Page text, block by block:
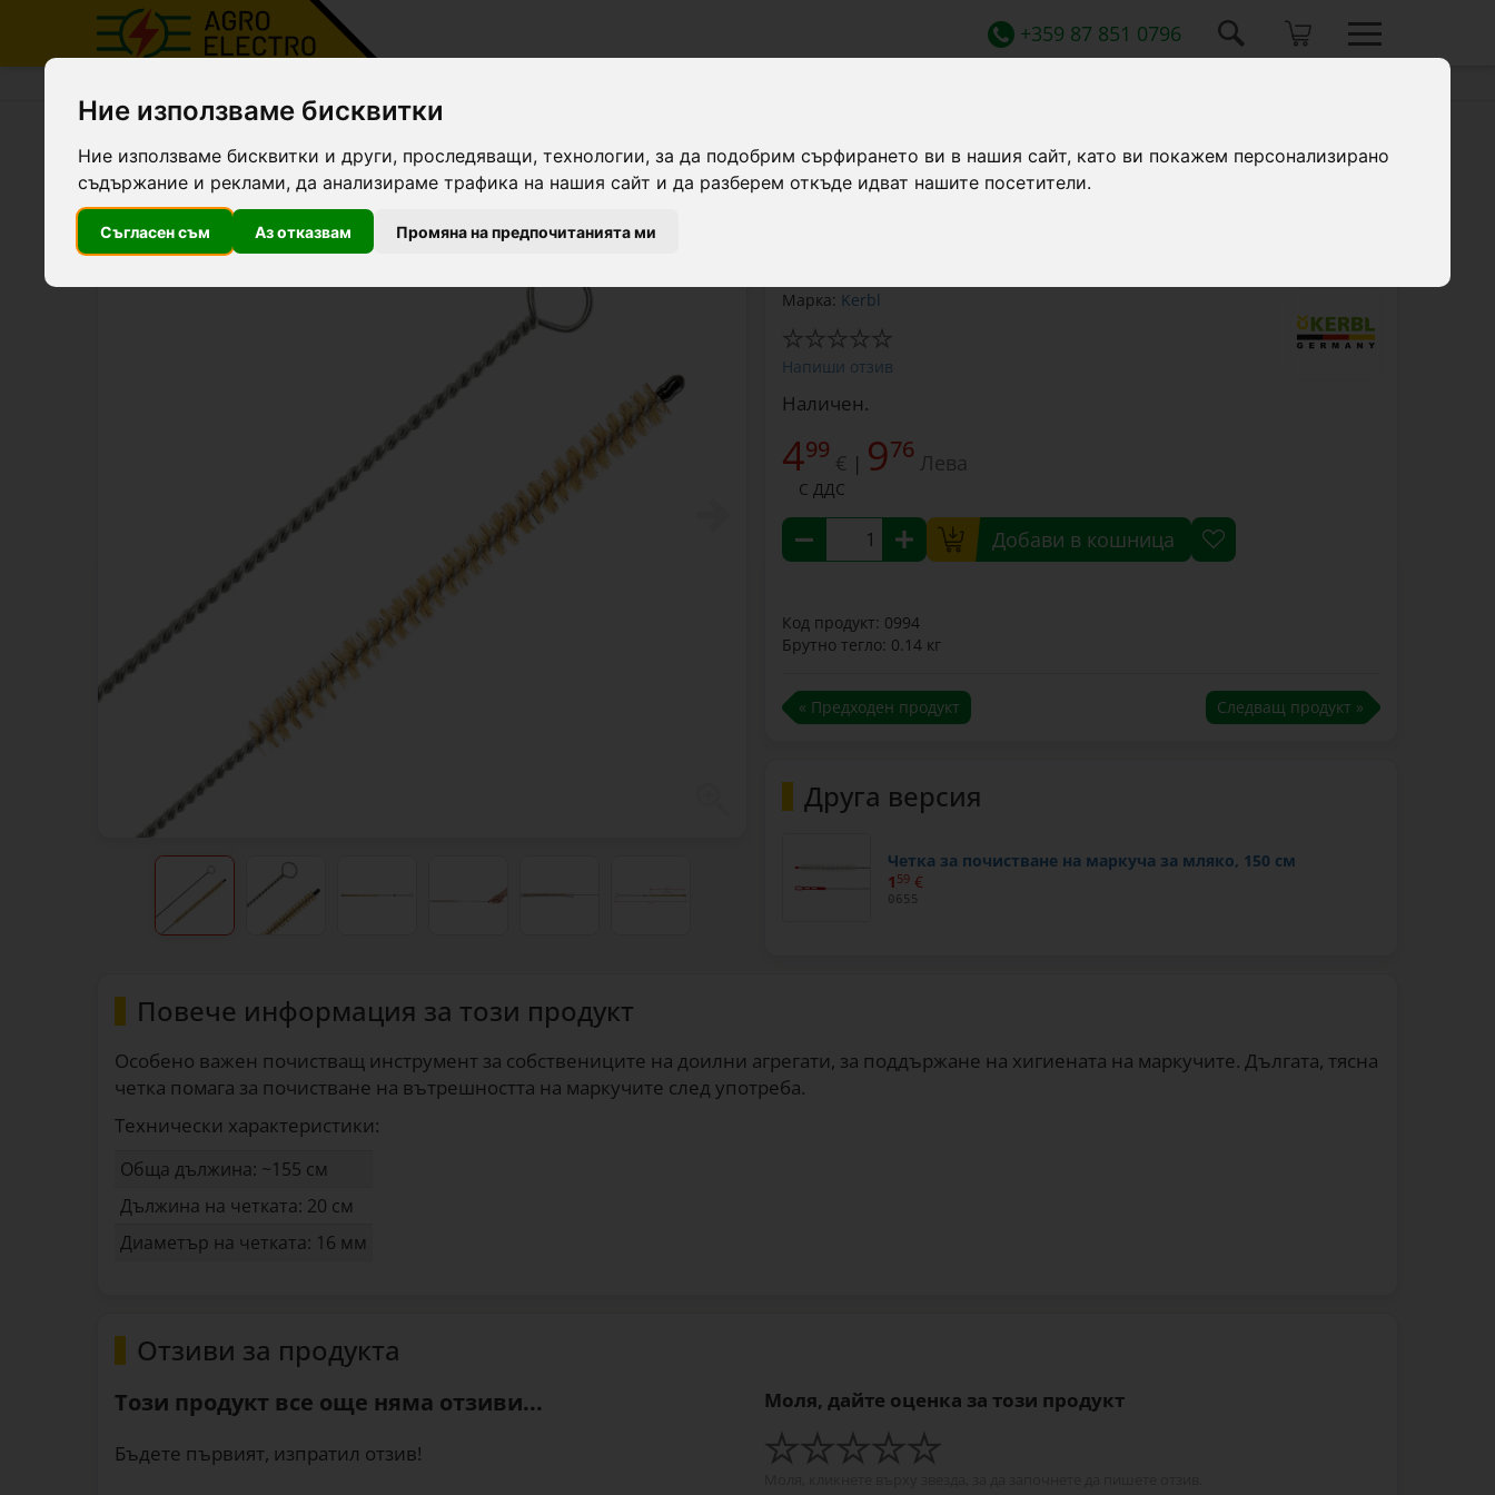
Ние използваме бисквитки
Ние използваме бисквитки и други, проследяващи, технологии, за да подобрим сърфирането ви в нашия сайт, като ви покажем персонализирано
съдържание и реклами, да анализираме трафика на нашия сайт и да разберем откъде идват нашите посетители.
Съгласен съм Аз отказвам Промяна на предпочитанията ми
+359 87 851 0796
Четка за почистване на маркуча за мляко, 155 см
Марка: Kerbl
Напиши отзив
Наличен.
499 € | 976 Лева
С ДДС
Добави в кошница
Код продукт: 0994
Брутно тегло: 0.14 кг
« Предходен продукт Следващ продукт »
Друга версия
Четка за почистване на маркуча за мляко, 150 см
1 59 €
0655
Повече информация за този продукт
Особено важен почистващ инструмент за собствениците на доилни агрегати, за поддържане на хигиената на маркучите. Дългата, тясна
четка помага за почистване на вътрешността на маркучите след употреба.
Технически характеристики:
Обща дължина: ~155 см
Дължина на четката: 20 см
Диаметър на четката: 16 мм
Отзиви за продукта
Този продукт все още няма отзиви...
Бъдете първият, изпратил отзив!
Моля, дайте оценка за този продукт